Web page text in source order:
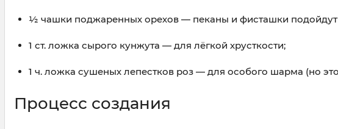
½ чашки поджаренных орехов — пеканы и фисташки подойдут
1 ст. ложка сырого кунжута — для лёгкой хрусткости;
1 ч. ложка сушеных лепестков роз — для особого шарма (но
Процесс создания